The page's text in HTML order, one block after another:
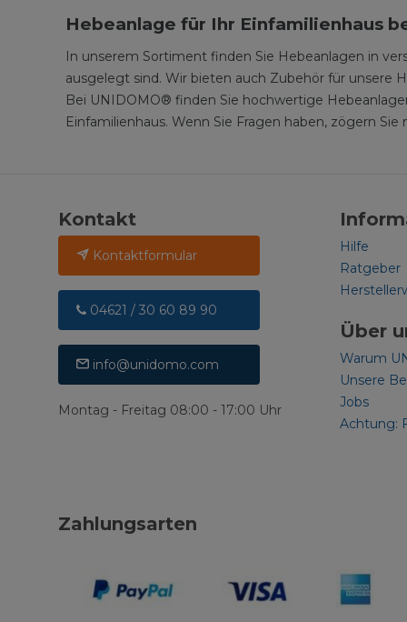
Hebeanlage für Ihr Einfamilienhaus
In unserem Sortiment finden Sie Hebeanlagen in
ausgelegt sind. Wir bieten auch Zubehör für unsere
Bei UNIDOMO® finden Sie hochwertige
Einfamilienhaus. Wenn Sie Fragen haben, zögern
Kontakt
Kontaktformular
04621 / 30 60 89 90
info@unidomo.com
Montag - Freitag 08:00 - 17:00 Uhr
Hilfe
Ratgeber
Über
Warum
Unsere
Jobs
Achtung:
Zahlungsarten